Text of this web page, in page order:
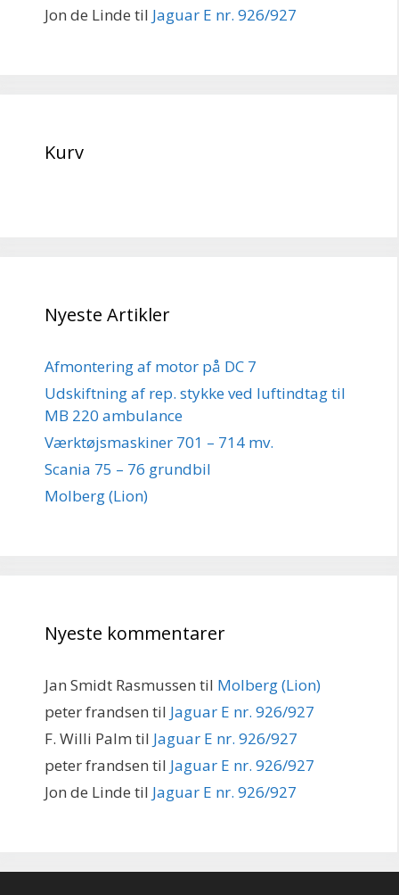
Jon de Linde til Jaguar E nr. 926/927
Kurv
Nyeste Artikler
Afmontering af motor på DC 7
Udskiftning af rep. stykke ved luftindtag til
MB 220 ambulance
Værktøjsmaskiner 701 – 714 mv.
Scania 75 – 76 grundbil
Molberg (Lion)
Nyeste kommentarer
Jan Smidt Rasmussen til Molberg (Lion)
peter frandsen til Jaguar E nr. 926/927
F. Willi Palm til Jaguar E nr. 926/927
peter frandsen til Jaguar E nr. 926/927
Jon de Linde til Jaguar E nr. 926/927